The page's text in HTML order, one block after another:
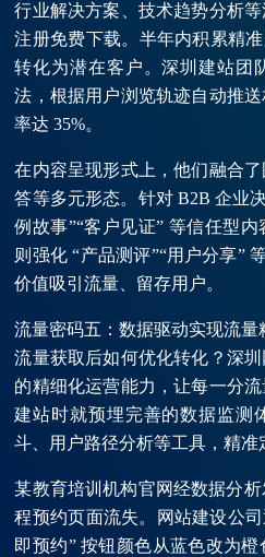
行业解决方案、技术趋势分析
注册免费下载。半年内积累精
转化为潜在客户。深圳建站团
法，根据用户浏览轨迹自动推
率达 35%。
在内容呈现形式上，他们融合
答等多元形态。针对 B2B 企业
例故事”“客户见证” 等信任型
则强化 “产品测评”“用户分享”
价值吸引流量、留存用户。
流量密码五：数据驱动实现流量
流量获取后如何优化转化？深
的精细化运营能力，让每一分
建站时就预埋完善的数据监测
斗、用户路径分析等工具，精准
某教育培训机构官网经数据分
程预约页面流失。网站建设公
即预约” 按钮颜色从蓝色改为橙